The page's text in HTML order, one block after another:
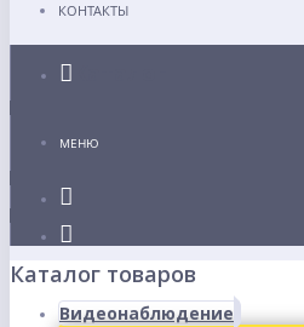
КОНТАКТЫ
МЕНЮ
Каталог товаров
Видеонаблюдение